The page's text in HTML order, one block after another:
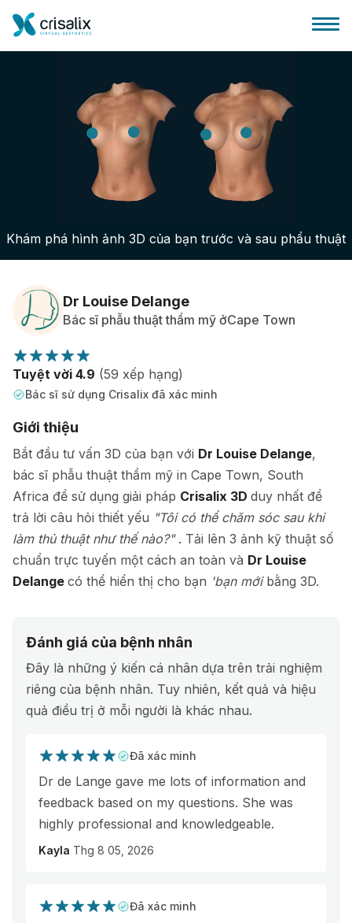
Bác sĩ phẫu thuật
Nền tảng kinh doanh 3D
Gói
Đánh giá của bệnh nhân
Khám phá hình ảnh 3D của bạn trước và sau phẩu thuật
Dr Louise Delange
Bác sĩ phẫu thuật thẩm mỹ ởCape Town
Tuyệt vời 4.9 (59 xếp hạng)
Bác sĩ sử dụng Crisalix đã xác minh
Giới thiệu
Bắt đầu tư vấn 3D của bạn với Dr Louise Delange,
bác sĩ phẫu thuật thẩm mỹ in Cape Town, South
Africa để sử dụng giải pháp Crisalix 3D duy nhất để
trả lời câu hỏi thiết yếu "Tôi có thể chăm sóc sau khi
làm thủ thuật như thế nào?" . Tải lên 3 ảnh kỹ thuật số
chuẩn trực tuyến một cách an toàn và Dr Louise
Delange có thể hiển thị cho bạn 'bạn mới bằng 3D.
Đánh giá của bệnh nhân
Đây là những ý kiến cá nhân dựa trên trải nghiệm
riêng của bệnh nhân. Tuy nhiên, kết quả và hiệu
quả điều trị ở mỗi người là khác nhau.
Đã xác minh
Dr de Lange gave me lots of information and
feedback based on my questions. She was
highly professional and knowledgeable.
Kayla Thg 8 05, 2026
Đã xác minh